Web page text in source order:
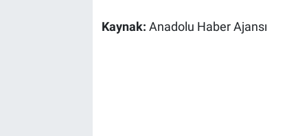
Kaynak: Anadolu Haber Ajansı